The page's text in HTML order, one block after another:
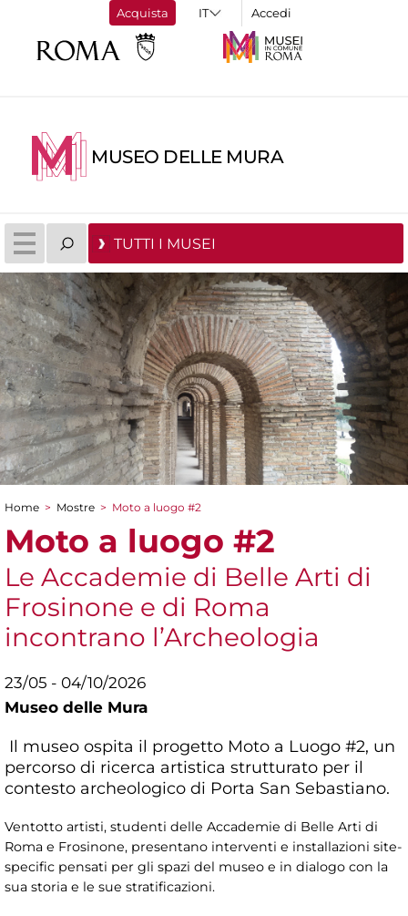
Acquista Accedi
MUSEO DELLE MURA
TUTTI I MUSEI
Tu sei qui
Home > Mostre > Moto a luogo #2
Moto a luogo #2
Le Accademie di Belle Arti di
Frosinone e di Roma
incontrano l’Archeologia
23/05 - 04/10/2026
Museo delle Mura
Il museo ospita il progetto Moto a Luogo #2, un
percorso di ricerca artistica strutturato per il
contesto archeologico di Porta San Sebastiano.
Ventotto artisti, studenti delle Accademie di Belle Arti di
Roma e Frosinone, presentano interventi e installazioni site-
specific pensati per gli spazi del museo e in dialogo con la
sua storia e le sue stratificazioni.